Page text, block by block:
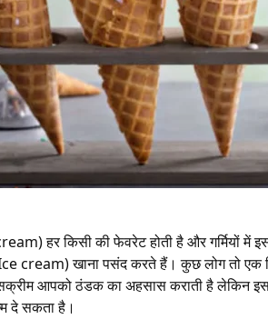
हर किसी की फेवरेट होती है और गर्मियों में
cream) खाना पसंद करते हैं। कुछ लोग तो एक
आपको ठंडक का अहसास कराती है लेकिन
दे सकता है।